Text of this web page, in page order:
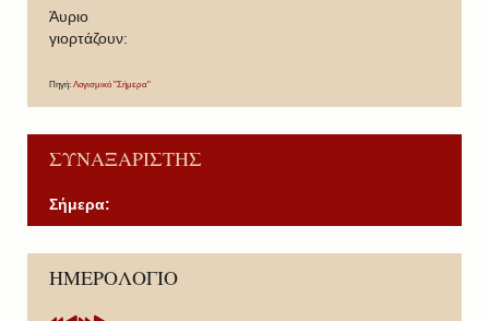
Άυριο
γιορτάζουν:
Πηγή: Λογισμικό "Σήμερα"
ΣΥΝΑΞΑΡΙΣΤΗΣ
Σήμερα:
ΗΜΕΡΟΛΟΓΙΟ
P
r
P
r
N
e
N
e